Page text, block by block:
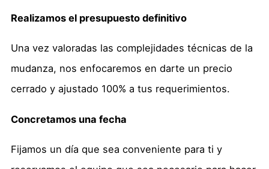
Realizamos el presupuesto definitivo
Una vez valoradas las complejidades técnicas de la
mudanza, nos enfocaremos en darte un precio
cerrado y ajustado 100% a tus requerimientos.
Concretamos una fecha
Fijamos un día que sea conveniente para ti y